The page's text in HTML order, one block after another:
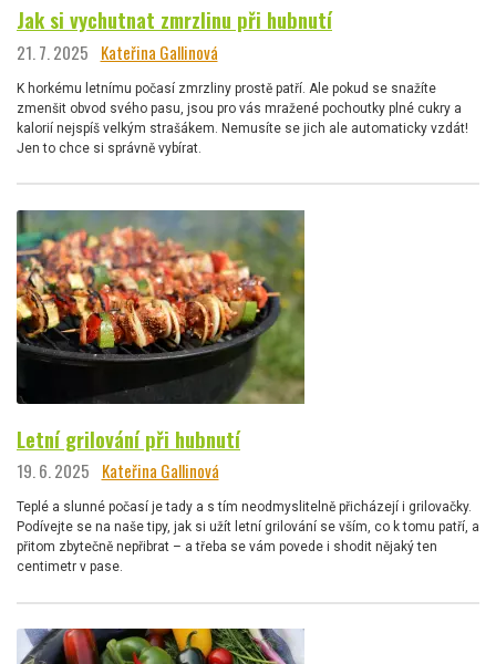
Jak si vychutnat zmrzlinu při hubnutí
21. 7. 2025 Kateřina Gallinová
K horkému letnímu počasí zmrzliny prostě patří. Ale pokud se snažíte
zmenšit obvod svého pasu, jsou pro vás mražené pochoutky plné cukry a
kalorií nejspíš velkým strašákem. Nemusíte se jich ale automaticky vzdát!
Jen to chce si správně vybírat.
Letní grilování při hubnutí
19. 6. 2025 Kateřina Gallinová
Teplé a slunné počasí je tady a s tím neodmyslitelně přicházejí i grilovačky.
Podívejte se na naše tipy, jak si užít letní grilování se vším, co k tomu patří, a
přitom zbytečně nepřibrat – a třeba se vám povede i shodit nějaký ten
centimetr v pase.